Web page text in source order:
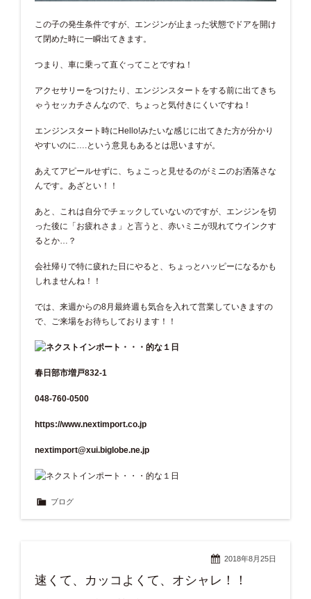
この子の発生条件ですが、エンジンが止まった状態でドアを開け
て閉めた時に一瞬出てきます。
つまり、車に乗って直ぐってことですね！
アクセサリーをつけたり、エンジンスタートをする前に出てきち
ゃうセッカチさんなので、ちょっと気付きにくいですね！
エンジンスタート時にHello!みたいな感じに出てきた方が分かり
やすいのに….という意見もあるとは思いますが。
あえてアピールせずに、ちょこっと見せるのがミニのお洒落さな
んです。あざとい！！
あと、これは自分でチェックしていないのですが、エンジンを切
った後に「お疲れさま」と言うと、赤いミニが現れてウインクす
るとか…？
会社帰りで特に疲れた日にやると、ちょっとハッピーになるかも
しれませんね！！
では、来週からの8月最終週も気合を入れて営業していきますの
で、ご来場をお待ちしております！！
春日部市増戸832-1
048-760-0500
https://www.nextimport.co.jp
nextimport@xui.biglobe.ne.jp
ブログ
2018年8月25日
速くて、カッコよくて、オシャレ！！